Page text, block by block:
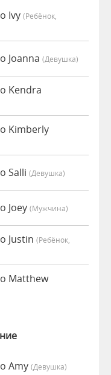
Ivy (Ребёнок,
Joanna (девушка)
Kendra
Kimberly
Salli (девушка)
Joey (мужчина)
Justin (Ребёнок,
Matthew
Amy (девушка)